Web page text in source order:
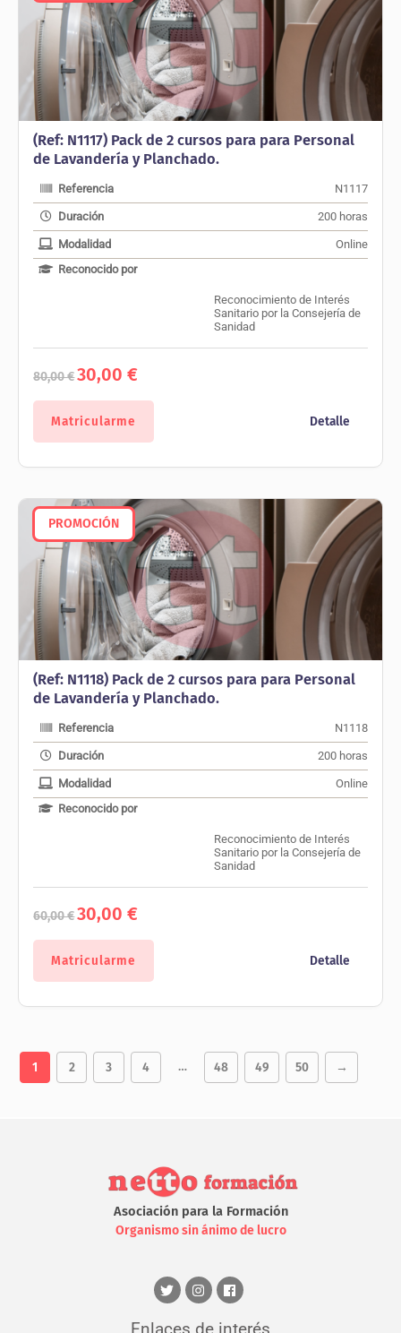
(Ref: N1117) Pack de 2 cursos para para Personal
de Lavandería y Planchado.
Referencia N1117
Duración 200 horas
Modalidad
Online
Reconocido por
Reconocimiento de Interés
Sanitario por la Consejería de
Sanidad
80,00€
El
precio
original
80,00 €.
30,00€El
actual
Matricularme Detalle
PROMOCIÓN
(Ref: N1118) Pack de 2 cursos para para Personal
de Lavandería y Planchado.
Referencia N1118
Duración 200 horas
Modalidad
Online
Reconocido por
Reconocimiento de Interés
Sanitario por la Consejería de
Sanidad
60,00€
El
precio
original
60,00 €.
30,00€El
actual
Matricularme Detalle
1 2 3 4 … 48 49 50 →
Asociación para la Formación
Organismo sin ánimo de lucro
Enlaces de interés